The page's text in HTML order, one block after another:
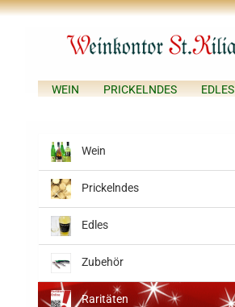
WEIN PRICKELNDES EDLES
Wein
Prickelndes
Edles
Zubehör
Raritäten